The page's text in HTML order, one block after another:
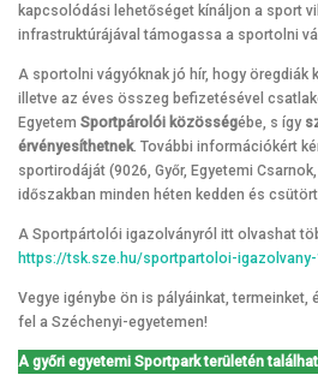
SZOLGÁLTATÁSOK
kapcsolódási lehetőséget kínáljon a sport
infrastruktúrájával támogassa a sportolni
A sportolni vágyóknak jó hír, hogy öregdiák
illetve az éves összeg befizetésével
Egyetem Sportpárolói közösségébe, s így
érvényesíthetnek. További információkért
sportirodáját (9026, Győr, Egyetemi
időszakban minden héten kedden és
A Sportpártolói igazolványról itt olvashat
https://tsk.sze.hu/sportpartoloi-igazolvany-
Vegye igénybe ön is pályáinkat,
fel a Széchenyi-egyetemen!
A győri egyetemi Sportpark területén